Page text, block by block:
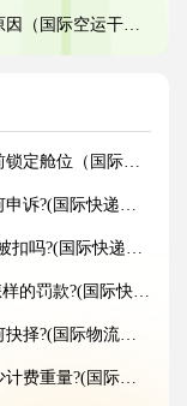
运干货知识分享）
海运干货知识分享）
快递干货知识分享)
快递干货知识分享)
际快递干货知识分享)
物流干货知识分享)
快递干货知识分享)